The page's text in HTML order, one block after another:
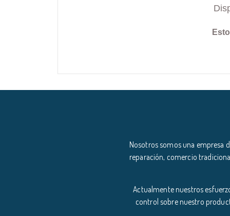
Nosotros somos una empresa
reparación, comercio
Actualmente nuestros
control sobre nuestro